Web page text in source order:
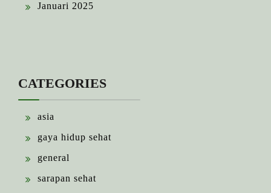
Januari 2025
CATEGORIES
asia
gaya hidup sehat
general
sarapan sehat